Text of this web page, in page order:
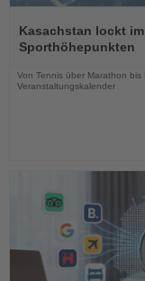
Sie
die
Nachrichten
Kasachstan lockt
Sporthöhepunkten
Von Tennis über Marathon
Veranstaltungskalender